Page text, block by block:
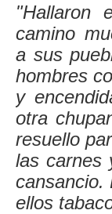
"Hallaron
camino
a sus
hombres
y
otra
resuello
las carnes
cansancio.
ellos